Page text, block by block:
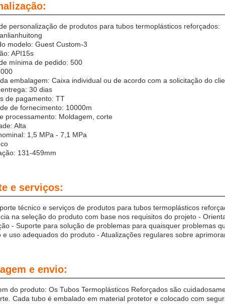
personalização de produtos para tubos termoplásticos reforçados:
modelo: Guest Custom-3
API15s
mínima de pedido: 500
embalagem: Caixa individual ou de acordo com a solicitação do
30 dias
de pagamento: TT
de fornecimento: 10000m
processamento: Moldagem, corte
Alta
1,5 MPa - 7,1 MPa
131-459mm
e serviços:
técnico e serviços de produtos para tubos termoplásticos
na seleção do produto com base nos requisitos do projeto -
- Suporte para solução de problemas para quaisquer problemas
e uso adequados do produto - Atualizações regulares sobre
e envio:
do produto: Os Tubos Termoplásticos Reforçados são
Cada tubo é embalado em material protetor e colocado com